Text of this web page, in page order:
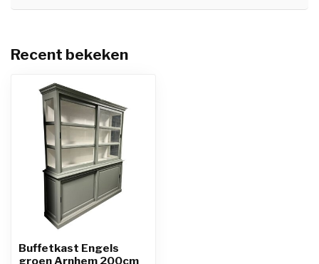
Recent bekeken
Buffetkast Engels
groen Arnhem 200cm